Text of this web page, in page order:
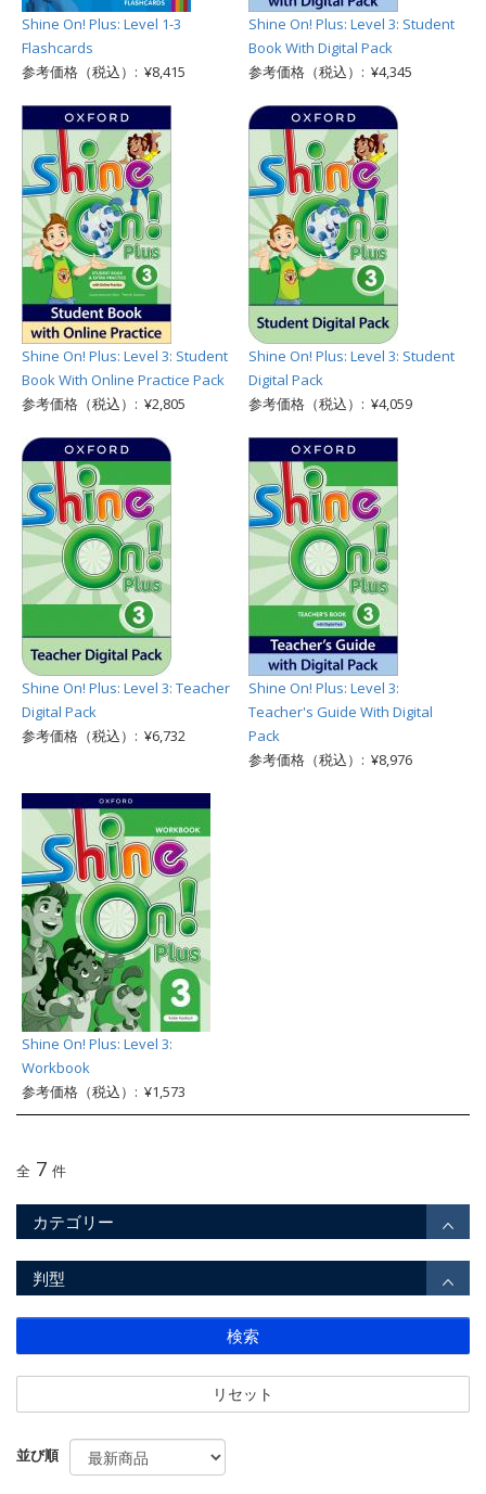
Shine On! Plus: Level 1-3
Flashcards
参考価格（税込）: ¥8,415
Shine On! Plus: Level 3: Student
Book With Digital Pack
参考価格（税込）: ¥4,345
Shine On! Plus: Level 3: Student
Book With Online Practice Pack
参考価格（税込）: ¥2,805
Shine On! Plus: Level 3: Student
Digital Pack
参考価格（税込）: ¥4,059
Shine On! Plus: Level 3: Teacher
Digital Pack
参考価格（税込）: ¥6,732
Shine On! Plus: Level 3:
Teacher's Guide With Digital
Pack
参考価格（税込）: ¥8,976
Shine On! Plus: Level 3:
Workbook
参考価格（税込）: ¥1,573
全 7 件
カテゴリー
判型
検索
リセット
並び順